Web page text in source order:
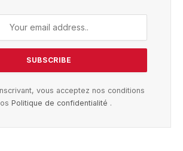
vous acceptez nos conditions
Politique de confidentialité .